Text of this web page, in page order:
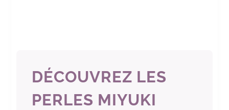
DÉCOUVREZ LES
PERLES MIYUKI